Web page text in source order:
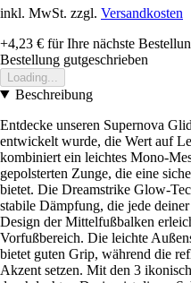
inkl. MwSt. zzgl. Versandkosten
+4,23 € für Ihre nächste
Bestellung gutgeschrieben
Loading...
Beschreibung
Entdecke unseren Supernova
entwickelt wurde, die Wert auf
kombiniert ein leichtes Mono-
gepolsterten Zunge, die eine
bietet. Die Dreamstrike Glow-
stabile Dämpfung, die jede
Design der Mittelfußbalken
Vorfußbereich. Die leichte
bietet guten Grip, während die
Akzent setzen. Mit den 3